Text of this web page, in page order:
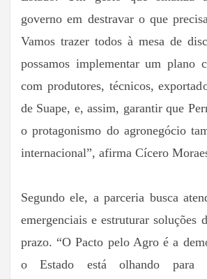
governo em destravar o que
Vamos trazer todos à mesa de
possamos implementar um plano
com produtores, técnicos,
de Suape, e, assim, garantir que
o protagonismo do agronegócio
internacional”, afirma Cícero
Segundo ele, a parceria busca
emergenciais e estruturar soluções
prazo. “O Pacto pelo Agro é a
o Estado está olhando